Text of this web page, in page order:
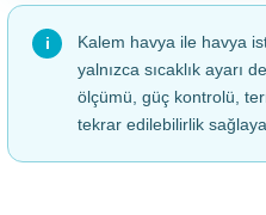
Kalem havya ile havya
yalnızca sıcaklık ayarı
ölçümü, güç kontrolü,
tekrar edilebilirlik